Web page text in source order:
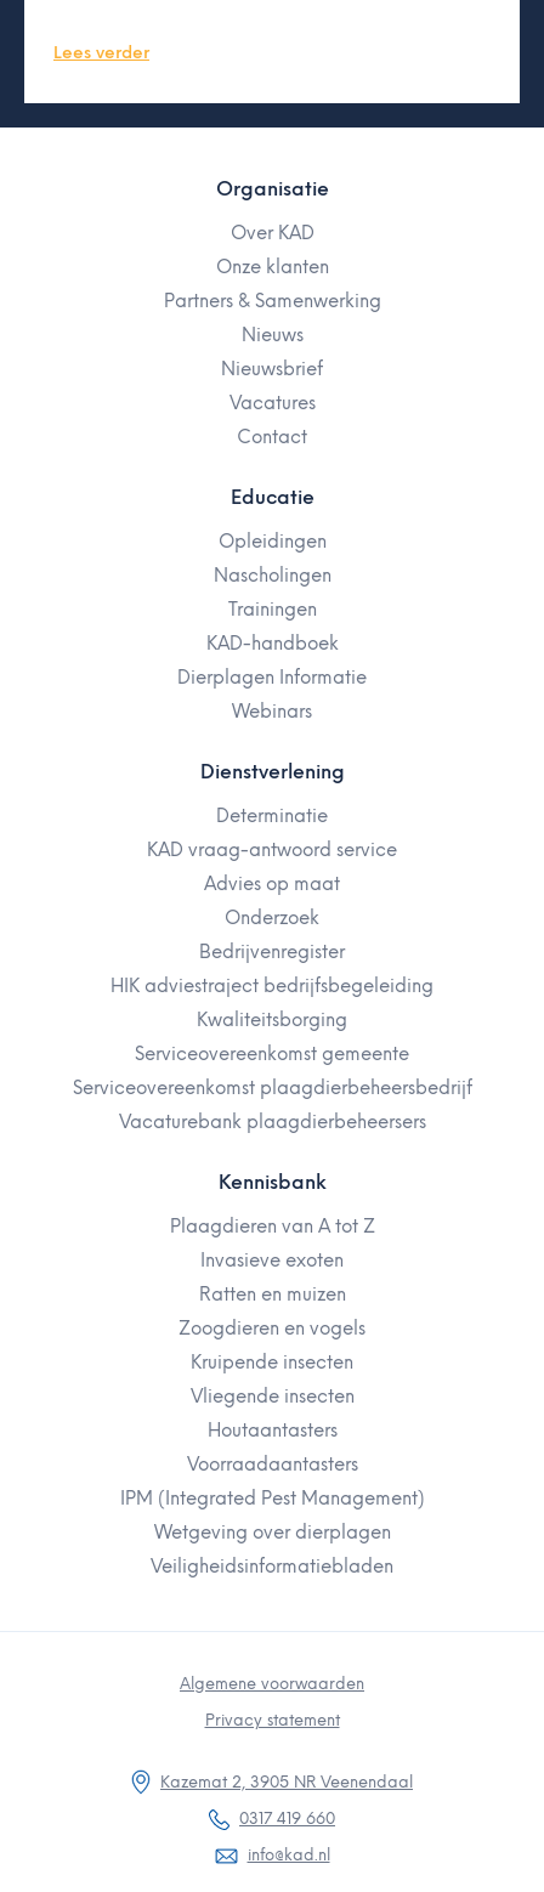
Lees verder
Organisatie
Over KAD
Onze klanten
Partners & Samenwerking
Nieuws
Nieuwsbrief
Vacatures
Contact
Educatie
Opleidingen
Nascholingen
Trainingen
KAD-handboek
Dierplagen Informatie
Webinars
Dienstverlening
Determinatie
KAD vraag-antwoord service
Advies op maat
Onderzoek
Bedrijvenregister
HIK adviestraject bedrijfsbegeleiding
Kwaliteitsborging
Serviceovereenkomst gemeente
Serviceovereenkomst plaagdierbeheersbedrijf
Vacaturebank plaagdierbeheersers
Kennisbank
Plaagdieren van A tot Z
Invasieve exoten
Ratten en muizen
Zoogdieren en vogels
Kruipende insecten
Vliegende insecten
Houtaantasters
Voorraadaantasters
IPM (Integrated Pest Management)
Wetgeving over dierplagen
Veiligheidsinformatiebladen
Algemene voorwaarden
Privacy statement
Kazemat 2, 3905 NR Veenendaal
0317 419 660
info@kad.nl